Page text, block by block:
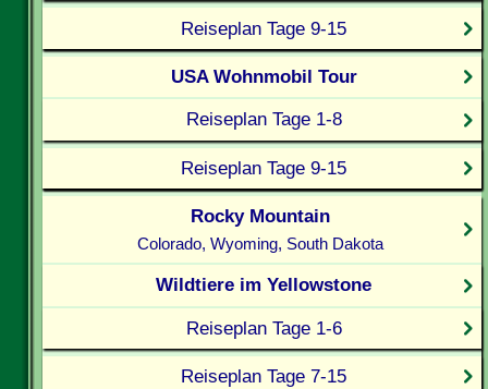
Reiseplan Tage 9-15
USA Wohnmobil Tour
Reiseplan Tage 1-8
Reiseplan Tage 9-15
Rocky Mountain
Colorado, Wyoming, South Dakota
Wildtiere im Yellowstone
Reiseplan Tage 1-6
Reiseplan Tage 7-15